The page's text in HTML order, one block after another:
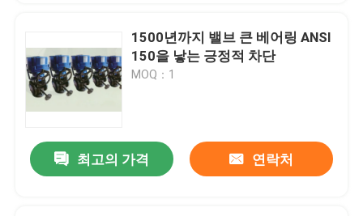
1500년까지 밸브 큰 베어링 ANSI
150을 낳는 긍정적 차단
MOQ：1
최고의 가격 연락처